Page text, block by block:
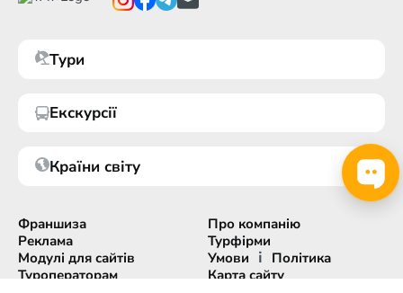
Тури
Екскурсії
Країни світу
Франшиза
Реклама
Модулі для сайтів
Туроператорам
Про компанію
Турфірми
Умови і Політика
Карта сайту